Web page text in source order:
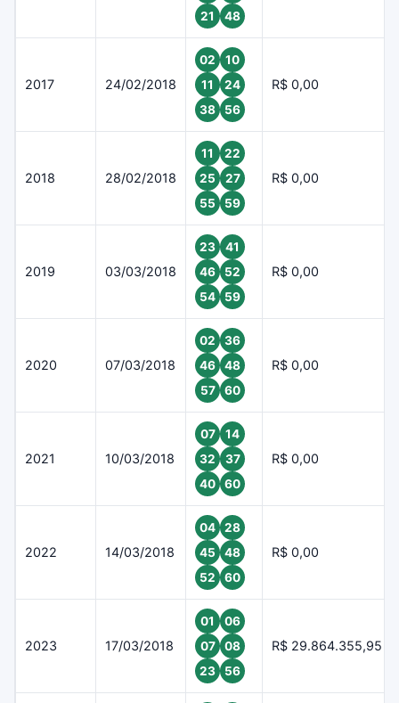
21
48
2017 24/02/2018
02
10
11
24
38
56
R$ 0,00
2018 28/02/2018
11
22
25
27
55
59
R$ 0,00
2019 03/03/2018
23
41
46
52
54
59
R$ 0,00
2020 07/03/2018
02
36
46
48
57
60
R$ 0,00
2021 10/03/2018
07
14
32
37
40
60
R$ 0,00
2022 14/03/2018
04
28
45
48
52
60
R$ 0,00
2023 17/03/2018
01
06
07
08
23
56
R$ 29.864.355,95